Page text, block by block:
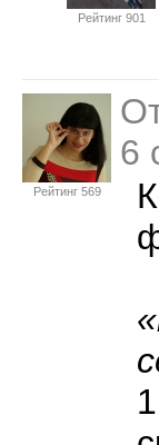
Рейтинг 901
Рейтинг 569
6